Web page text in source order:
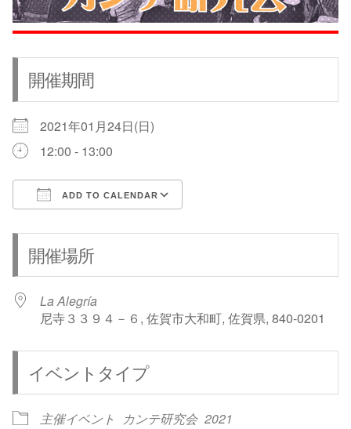
開催期間
2021年01月24日(日)
12:00 - 13:00
ADD TO CALENDAR
開催場所
La Alegría
尼寺３３９４－６, 佐賀市大和町, 佐賀県, 840-0201
イベントタイプ
主催イベント カンテ研究会 2021